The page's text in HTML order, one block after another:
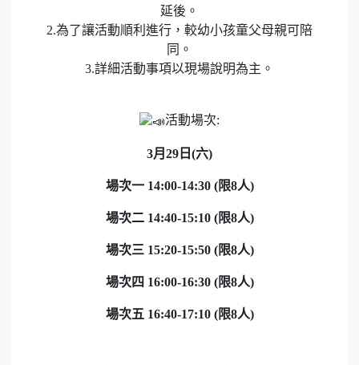
延後。
2.為了讓活動順利進行，較幼小孩童父母親可陪
同。
3.詳細活動事項以現場說明為主。
活動場次:
3月29日(六)
場次一 14:00-14:30 (限8人)
場次二 14:40-15:10 (限8人)
場次三 15:20-15:50 (限8人)
場次四 16:00-16:30 (限8人)
場次五 16:40-17:10 (限8人)